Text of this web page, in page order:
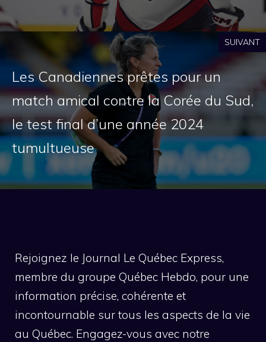
SUIVANT
Les Canadiennes prêtes pour un
match amical contre la Corée du Sud,
le test final d’une année 2024
tumultueuse
Rejoignez le Journal Le Québec Express,
membre du groupe Québec Hebdo, pour une
information précise, cohérente et
incontournable sur tous les aspects de la vie
au Québec. Engagez-vous avec notre